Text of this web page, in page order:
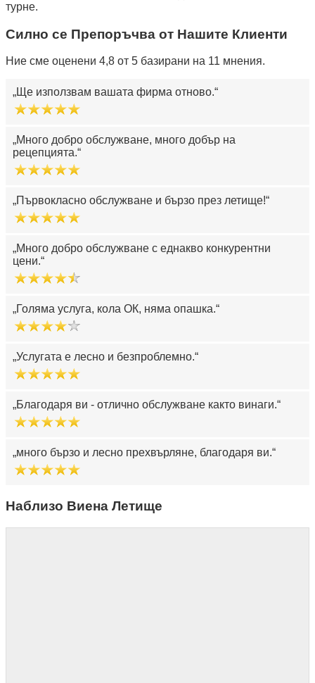
турне.
Силно се Препоръчва от Нашите Клиенти
Ние сме оценени 4,8 от 5 базирани на 11 мнения.
Ще използвам вашата фирма отново.
Много добро обслужване, много добър на
рецепцията.
Първокласно обслужване и бързо през летище!
Много добро обслужване с еднакво конкурентни
цени.
Голяма услуга, кола ОК, няма опашка.
Услугата е лесно и безпроблемно.
Благодаря ви - отлично обслужване както винаги.
много бързо и лесно прехвърляне, благодаря ви.
Наблизо Виена Летище